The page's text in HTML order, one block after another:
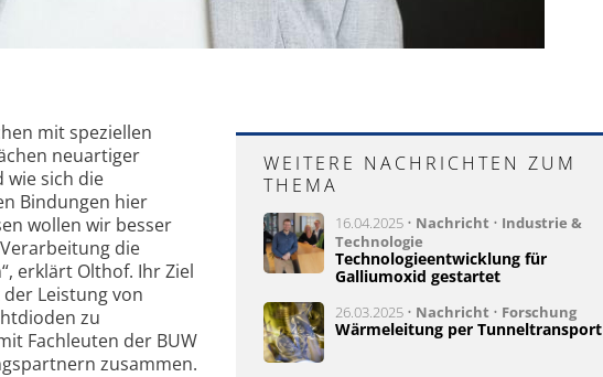
WEITERE NACHRICHTEN ZUM
THEMA
16.04.2025 • Nachricht • Industrie &
Technologie
Technologieentwicklung für
Galliumoxid gestartet
26.03.2025 • Nachricht • Forschung
Wärmeleitung per Tunneltransport
mit speziellen
neuartiger
sich die
Bindungen hier
wollen wir besser
die
erklärt Olthof. Ihr Ziel
Leistung von
zu
Fachleuten der BUW
zusammen.